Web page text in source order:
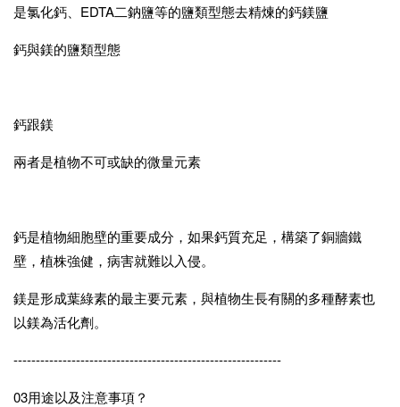
是氯化鈣、EDTA二鈉鹽等的鹽類型態去精煉的鈣鎂鹽
鈣與鎂的鹽類型態
鈣跟鎂
兩者是植物不可或缺的微量元素
鈣是植物細胞壁的重要成分，如果鈣質充足，構築了銅牆鐵
壁，植株強健，病害就難以入侵。
鎂是形成葉綠素的最主要元素，與植物生長有關的多種酵素也
以鎂為活化劑。
------------------------------------------------------------
03用途以及注意事項？